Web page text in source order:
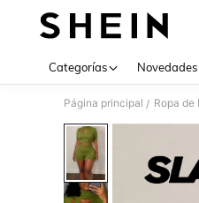
Categorías Novedades
Página principal / Ropa de